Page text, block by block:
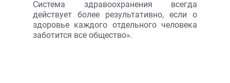
Система здравоохранения всегда
действует более результативно, если о
здоровье каждого отдельного человека
заботится все общество».